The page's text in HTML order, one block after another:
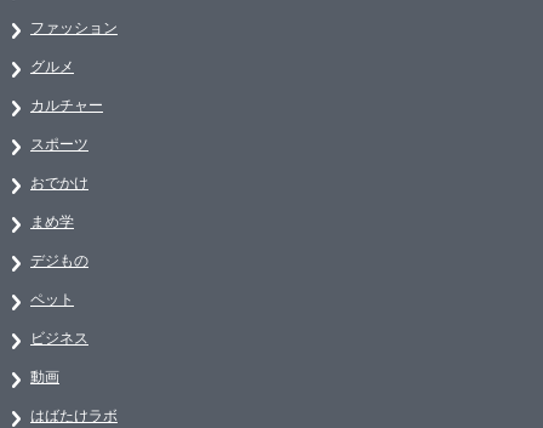
ファッション
グルメ
カルチャー
スポーツ
おでかけ
まめ学
デジもの
ペット
ビジネス
動画
はばたけラボ